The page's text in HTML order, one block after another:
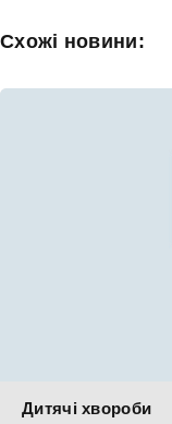
Схожі новини:
Дитячі хвороби